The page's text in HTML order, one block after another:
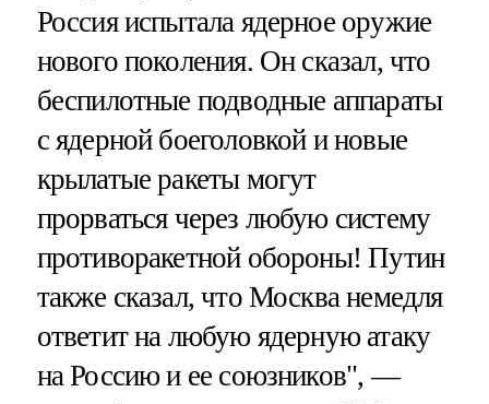
Россия испытала ядерное оружие
нового поколения. Он сказал, что
беспилотные подводные аппараты
с ядерной боеголовкой и новые
крылатые ракеты могут
прорваться через любую систему
противоракетной обороны! Путин
также сказал, что Москва немедля
ответит на любую ядерную атаку
на Россию и ее союзников", —